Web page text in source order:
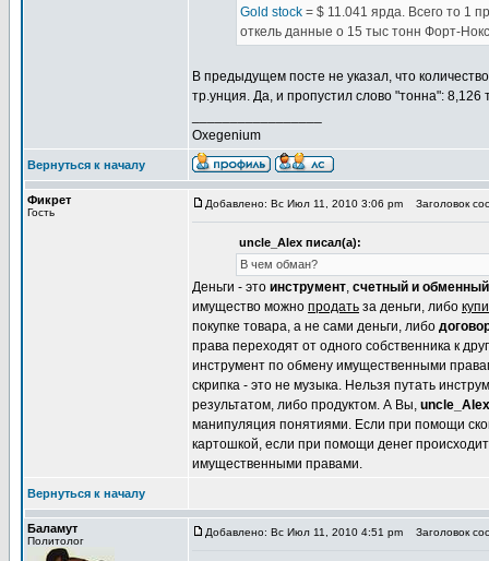
Gold stock = $ 11.041 ярда. Всего то 1
откель данные о 15 тыс тонн Форт-
В предыдущем посте не указал, что
тр.унция. Да, и пропустил слово "тонна": 8,126
Oxegenium
Вернуться к началу
Фикрет
Гость
Добавлено: Вс Июл 11, 2010 3:06 pm Заголовок
uncle_Alex писал(а):
В чем обман?
Деньги - это инструмент, счетный и
имущество можно продать за деньги, либо
покупке товара, а не сами деньги, либо
права переходят от одного собственника к
инструмент по обмену имущественными
скрипка - это не музыка. Нельзя путать
результатом, либо продуктом. А Вы, uncle_Alex
манипуляция понятиями. Если при помощи
картошкой, если при помощи денег
имущественными правами.
Вернуться к началу
Баламут
Политолог
Добавлено: Вс Июл 11, 2010 4:51 pm Заголовок